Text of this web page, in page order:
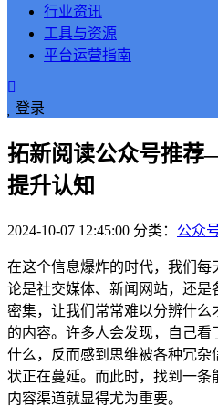
行业资讯
工具与资源
平台运营指南
登录
拓新阅读公众号推荐
提升认知
2024-10-07 12:45:00 分类： 公众
在这个信息爆炸的时代，我们
论是社交媒体、新闻网站，还
密集，让我们常常难以分辨什
的内容。许多人会发现，自己看
什么，反而感到思维被各种冗杂
状正在蔓延。而此时，找到一
内容渠道就显得尤为重要。